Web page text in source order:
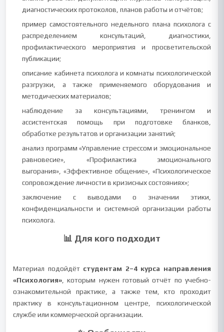
диагностических протоколов, планов работы и отчётов;
пример самостоятельного недельного плана психолога с
распределением консультаций, диагностики,
профилактического мероприятия и просветительской
публикации;
описание кабинета психолога и комнаты психологической
разгрузки, а также применяемого оборудования и
методических материалов;
наблюдение за консультациями, тренингом и
ассистентская помощь при подготовке бланков,
обработке результатов и организации занятий;
анализ программ «Управление стрессом и эмоциональное
равновесие», «Профилактика эмоционального
выгорания», «Эффективное общение», «Психологическое
сопровождение личности в кризисных состояниях»;
заключение с выводами о значении этики,
конфиденциальности и системной организации работы
психолога.
📊 Для кого подходит
Материал подойдёт студентам 2–4 курса направления
«Психология» , которым нужен готовый отчёт по учебно-
ознакомительной практике, а также тем, кто проходит
практику в консультационном центре, психологической
службе или коммерческой организации.